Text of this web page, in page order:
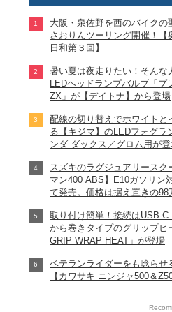
大阪・泉佐野を西のバイクの
さおりんツーリング開催！【
日和第３回】
暑い夏は夜走りたい！そんな
LEDヘッドランプバルブ「プ
ZX」が【デイトナ】から登場
配線の切り替えでホワイトと
る【キジマ】のLEDフォグラ
ンダ ダックス／グロム用が
スズキのラグジュアリースク
マン400 ABS】E10ガソリン
て発売。価格は据え置きの98
取り付け簡単！接続はUSB-C
から巻きタイプのグリップヒ
GRIP WRAP HEAT」が登場
ベテランライダーをも唸らせ
【カワサキ ニンジャ500＆